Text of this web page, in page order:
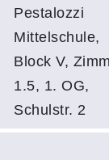
Pestalozzi
Mittelschule,
Block V,
1.5, 1. OG,
Schulstr. 2